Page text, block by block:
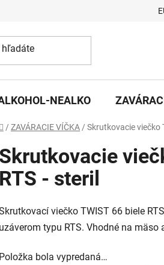
NEALKO
Domov
/ ZAVÁRACIE VÍČKA / Skrutkovacie viečko
Skrutkovacie
RTS - steril
viečko TWIST 66 biele
uzáverom typu RTS. Vhodné na mäso
Položka bola vypredaná…